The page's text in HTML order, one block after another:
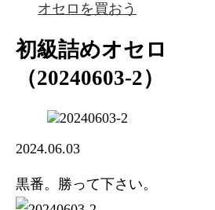
オセロを買おう
初級詰めオセロ
（20240603-2）
2024.06.03
黒番。勝って下さい。